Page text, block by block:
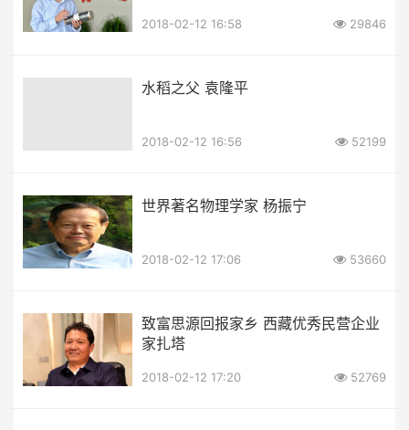
2018-02-12 16:58 29846
水稻之父 袁隆平
2018-02-12 16:56 52199
世界著名物理学家 杨振宁
2018-02-12 17:06 53660
致富思源回报家乡 西藏优秀民营企业
家扎塔
2018-02-12 17:20 52769